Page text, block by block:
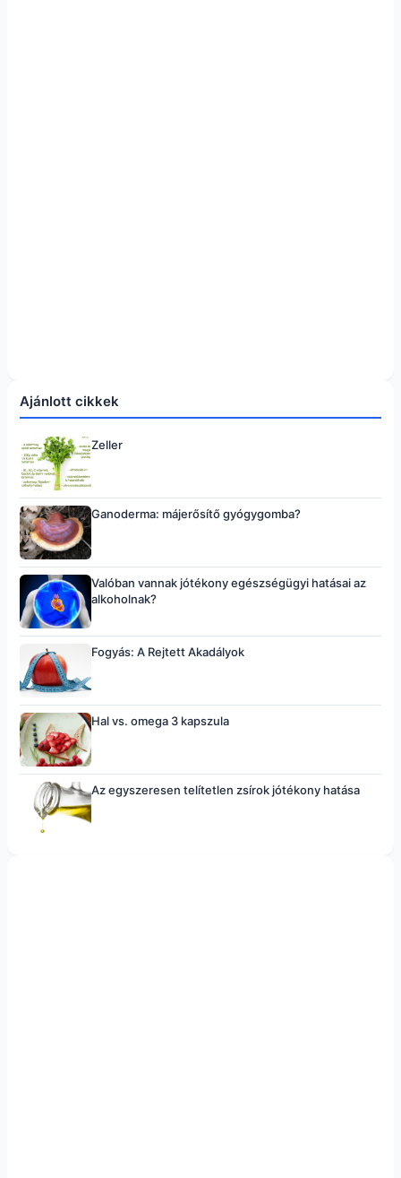
Ajánlott cikkek
Zeller
Ganoderma: májerősítő gyógygomba?
Valóban vannak jótékony egészségügyi hatásai az
alkoholnak?
Fogyás: A Rejtett Akadályok
Hal vs. omega 3 kapszula
Az egyszeresen telítetlen zsírok jótékony hatása